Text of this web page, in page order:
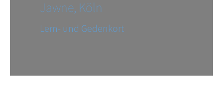
Jawne, Köln
Lern- und Gedenkort